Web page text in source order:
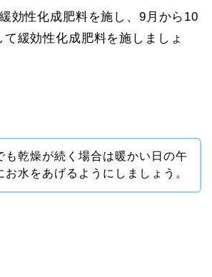
効性化成肥料を施し、9月から10
て緩効性化成肥料を施しましょ
も乾燥が続く場合は暖かい日の午
お水をあげるようにしましょう。